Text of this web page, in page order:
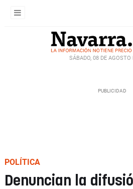
SÁBADO, 08 DE AGOSTO
POLÍTICA
Denuncian la